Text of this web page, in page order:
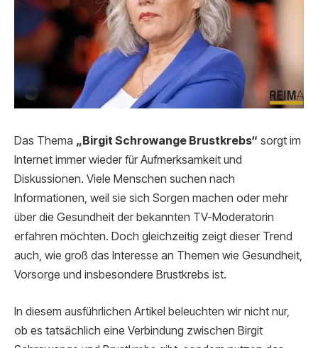
Das Thema „Birgit Schrowange Brustkrebs“ sorgt im
Internet immer wieder für Aufmerksamkeit und
Diskussionen. Viele Menschen suchen nach
Informationen, weil sie sich Sorgen machen oder mehr
über die Gesundheit der bekannten TV-Moderatorin
erfahren möchten. Doch gleichzeitig zeigt dieser Trend
auch, wie groß das Interesse an Themen wie Gesundheit,
Vorsorge und insbesondere Brustkrebs ist.
In diesem ausführlichen Artikel beleuchten wir nicht nur,
ob es tatsächlich eine Verbindung zwischen Birgit